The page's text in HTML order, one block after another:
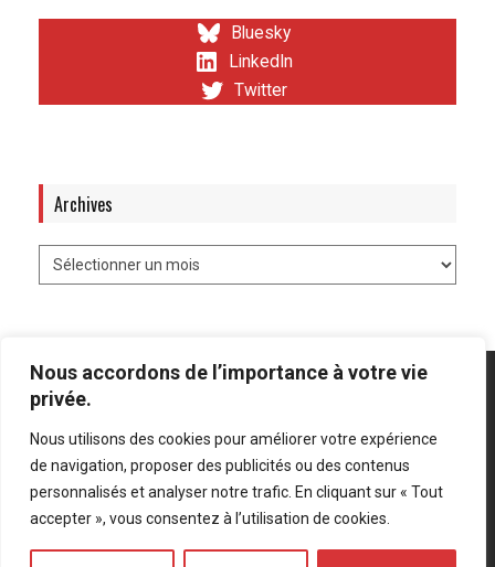
Nous accordons de l’importance à votre vie
privée.
Nous utilisons des cookies pour améliorer votre expérience
de navigation, proposer des publicités ou des contenus
personnalisés et analyser notre trafic. En cliquant sur « Tout
accepter », vous consentez à l’utilisation de cookies.
Bluesky
LinkedIn
Twitter
Archives
Mentions légales Politique de confidentialité
Bluesky
LinkedIn
Twitter